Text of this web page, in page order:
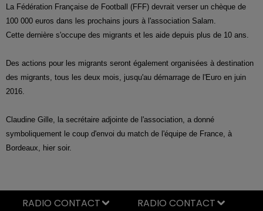
La Fédération Française de Football (FFF) devrait verser un chèque de
100 000 euros dans les prochains jours à l'association Salam.
Cette dernière s'occupe des migrants et les aide depuis plus de 10 ans.
Des actions pour les migrants seront également organisées à destination
des migrants, tous les deux mois, jusqu'au démarrage de l'Euro en juin
2016.
Claudine Gille, la secrétaire adjointe de l'association, a donné
symboliquement le coup d'envoi du match de l'équipe de France, à
Bordeaux, hier soir.
RADIO CONTACT